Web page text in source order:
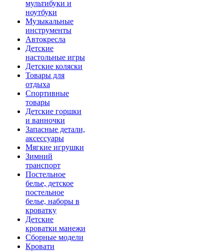
мультибуки и
ноутбуки
Музыкальные
инструменты
Автокресла
Детские
настольные игры
Детские коляски
Товары для
отдыха
Спортивные
товары
Детские горшки
и ванночки
Запасные детали,
аксессуары
Мягкие игрушки
Зимний
транспорт
Постельное
белье, детское
постельное
белье, наборы в
кроватку
Детские
кроватки манежи
Сборные модели
Кровати